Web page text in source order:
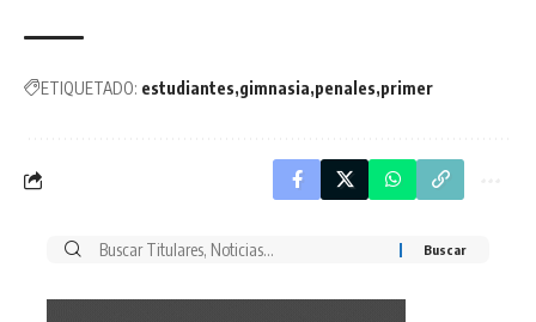
ETIQUETADO: estudiantes gimnasia penales primer
Buscar